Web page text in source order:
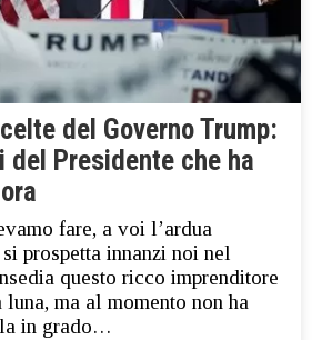
del Governo Trump:
del Presidente che ha
fare, a voi l’ardua
prospetta innanzi noi nel
questo ricco imprenditore
luna, ma al momento non ha
in grado…